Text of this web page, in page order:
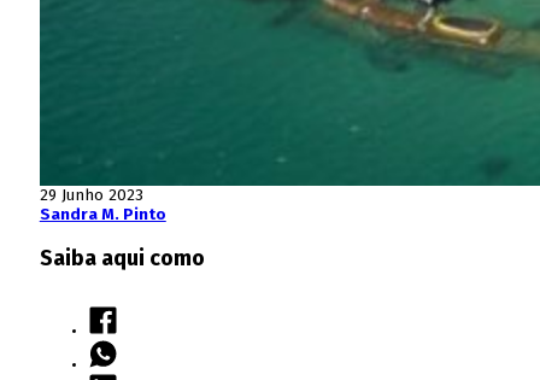
29 Junho 2023
Sandra M. Pinto
Saiba aqui como